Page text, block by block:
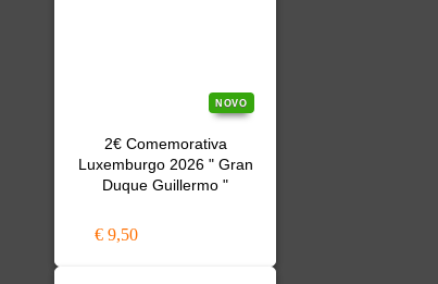
NOVO
2€ Comemorativa
Luxemburgo 2026 " Gran
Duque Guillermo "
€ 9,50